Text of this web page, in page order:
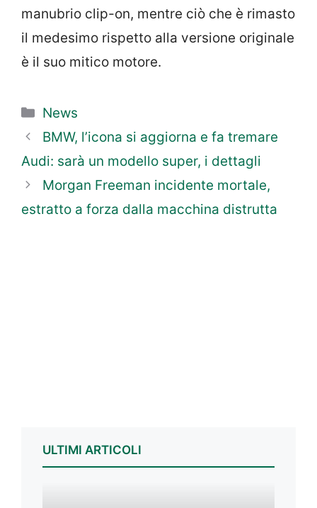
manubrio clip-on, mentre ciò che è rimasto
il medesimo rispetto alla versione originale
è il suo mitico motore.
Categorie
News
BMW, l’icona si aggiorna e fa tremare
Audi: sarà un modello super, i dettagli
Morgan Freeman incidente mortale,
estratto a forza dalla macchina distrutta
ULTIMI ARTICOLI